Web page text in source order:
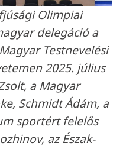
Olimpiai
delegáció a
Testnevelési
2025. július
a Magyar
Schmidt Ádám, a
sportért felelős
az Észak-